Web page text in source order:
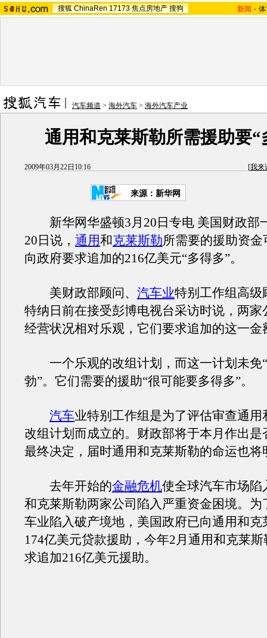
搜狐 ChinaRen 17173 焦点房地产 搜狗 新闻 -
汽车频道 > 海外汽车 > 海外汽车产业
通用和克莱斯勒所需援助要“
2009年03月22日10:16 [我来
来源：新华网
新华网华盛顿3月20日专电 美国财政部
20日说， 通用和克莱斯勒所需要的援助资
向政府要求追加的216亿美元“多得多”。
美财政部顾问、 汽车业特别工作组高级
特纳日前在接受彭博电视台采访时说，两家
经营状况相对乐观，它们要求追加的这一金
一个乐观的改组计划，而这一计划未免
勃”。它们需要的援助“很可能要多得多”。
汽车业特别工作组是为了评估审查通用
改组计划而成立的。财政部将于本月作出是
最终决定，届时通用和克莱斯勒的命运也将
去年开始的金融危机使全球汽车市场陷
和克莱斯勒两家公司陷入严重资金困境。为
车业陷入破产境地，美国政府已向通用和克
174亿美元贷款援助，今年2月通用和克莱
求追加216亿美元援助。